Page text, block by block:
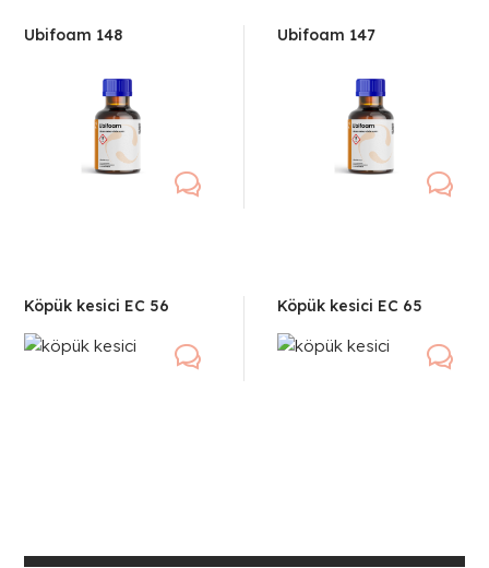
Ubifoam 148 Ubifoam 147
Köpük kesici EC 56 Köpük kesici EC 65